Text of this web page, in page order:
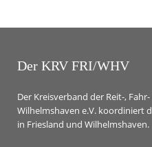
Der KRV FRI/WHV
Der Kreisverband der Reit-,
Wilhelmshaven e.V. koordiniert
in Friesland und Wilhelmshaven.